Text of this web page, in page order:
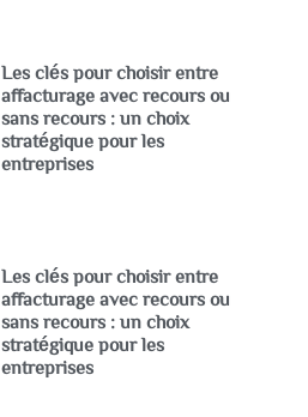
Les clés pour choisir entre
affacturage avec recours ou
sans recours : un choix
stratégique pour les
entreprises
Les clés pour choisir entre
affacturage avec recours ou
sans recours : un choix
stratégique pour les
entreprises